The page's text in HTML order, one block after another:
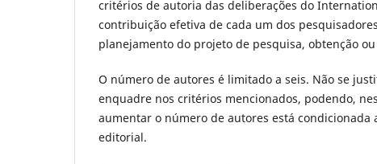
critérios de autoria das deliberações do
contribuição efetiva de cada um dos
planejamento do projeto de pesquisa, obtenção
O número de autores é limitado a seis. Não se
enquadre nos critérios mencionados, podendo,
aumentar o número de autores está
editorial.